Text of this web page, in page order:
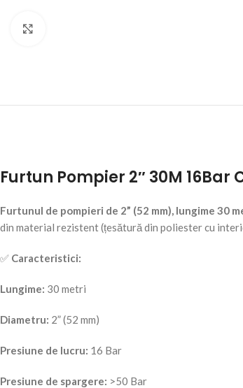
Furtun Pompier 2″ 30M 16Bar
Furtunul de pompieri de 2” (52 mm), lungime 30
din material rezistent (țesătură din poliester cu
✅ Caracteristici:
Lungime: 30 metri
Diametru: 2” (52 mm)
Presiune de lucru: 16 Bar
Presiune de spargere: >50 Bar